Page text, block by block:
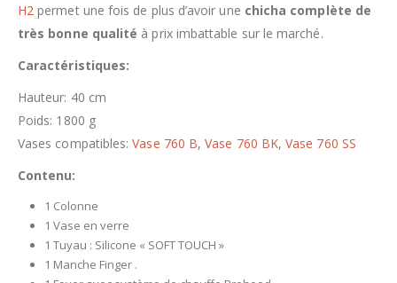
H2 permet une fois de plus d’avoir une chicha complète de
très bonne qualité à prix imbattable sur le marché.
Caractéristiques:
Hauteur: 40 cm
Poids: 1800 g
Vases compatibles:Vase 760 B,Vase 760 BK,Vase 760 SS
Contenu:
1 Colonne
1 Vase en verre
1 Tuyau : Silicone « SOFT TOUCH »
1 Manche Finger .